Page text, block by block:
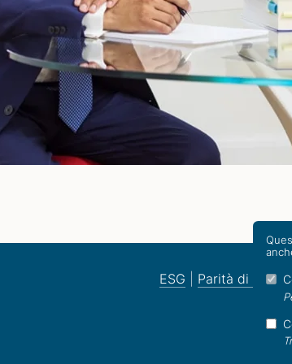
ESG Parità di